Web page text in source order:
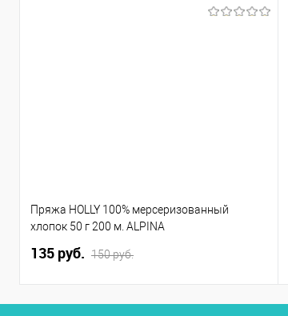
Пряжа HOLLY 100% мерсеризованный
хлопок 50 г 200 м. ALPINA
135 руб. 150 руб.